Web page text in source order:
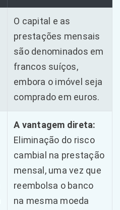
O capital e as
prestações mensais
são denominados em
francos suíços,
embora o imóvel seja
comprado em euros.
A vantagem direta:
Eliminação do risco
cambial na prestação
mensal, uma vez que
reembolsa o banco
na mesma moeda